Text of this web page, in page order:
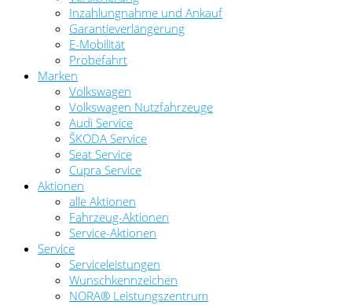
Inzahlungnahme und Ankauf
Garantieverlängerung
E-Mobilität
Probefahrt
Marken
Volkswagen
Volkswagen Nutzfahrzeuge
Audi Service
ŠKODA Service
Seat Service
Cupra Service
Aktionen
alle Aktionen
Fahrzeug-Aktionen
Service-Aktionen
Service
Serviceleistungen
Wunschkennzeichen
NORA® Leistungszentrum